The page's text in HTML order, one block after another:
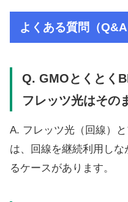
よくある質問（Q&A
Q. GMOとくとく
フレッツ光はその
A. フレッツ光（回線）
は、回線を継続利用し
るケースがあります。